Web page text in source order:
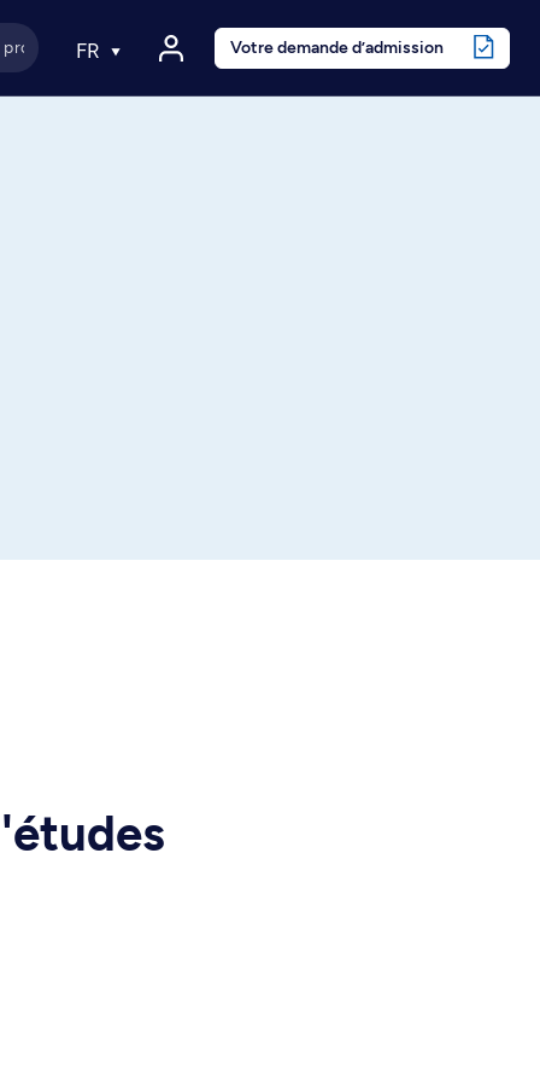
FR Votre demande d’admission